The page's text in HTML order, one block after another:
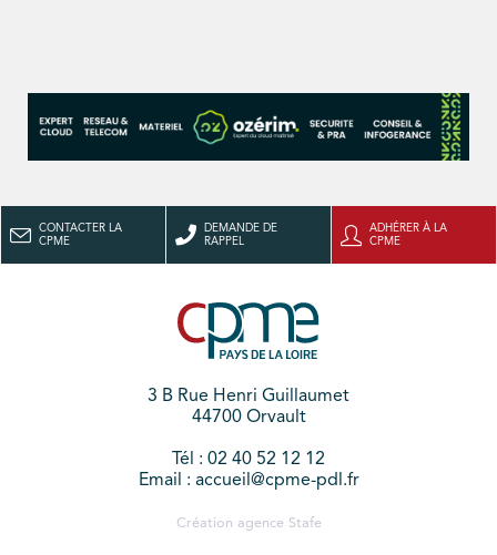
CONTACTER LA
CPME
DEMANDE DE
RAPPEL
ADHÉRER À LA
CPME
3 B Rue Henri Guillaumet
44700 Orvault
Tél : 02 40 52 12 12
Email : accueil@cpme-pdl.fr
Création agence Stafe